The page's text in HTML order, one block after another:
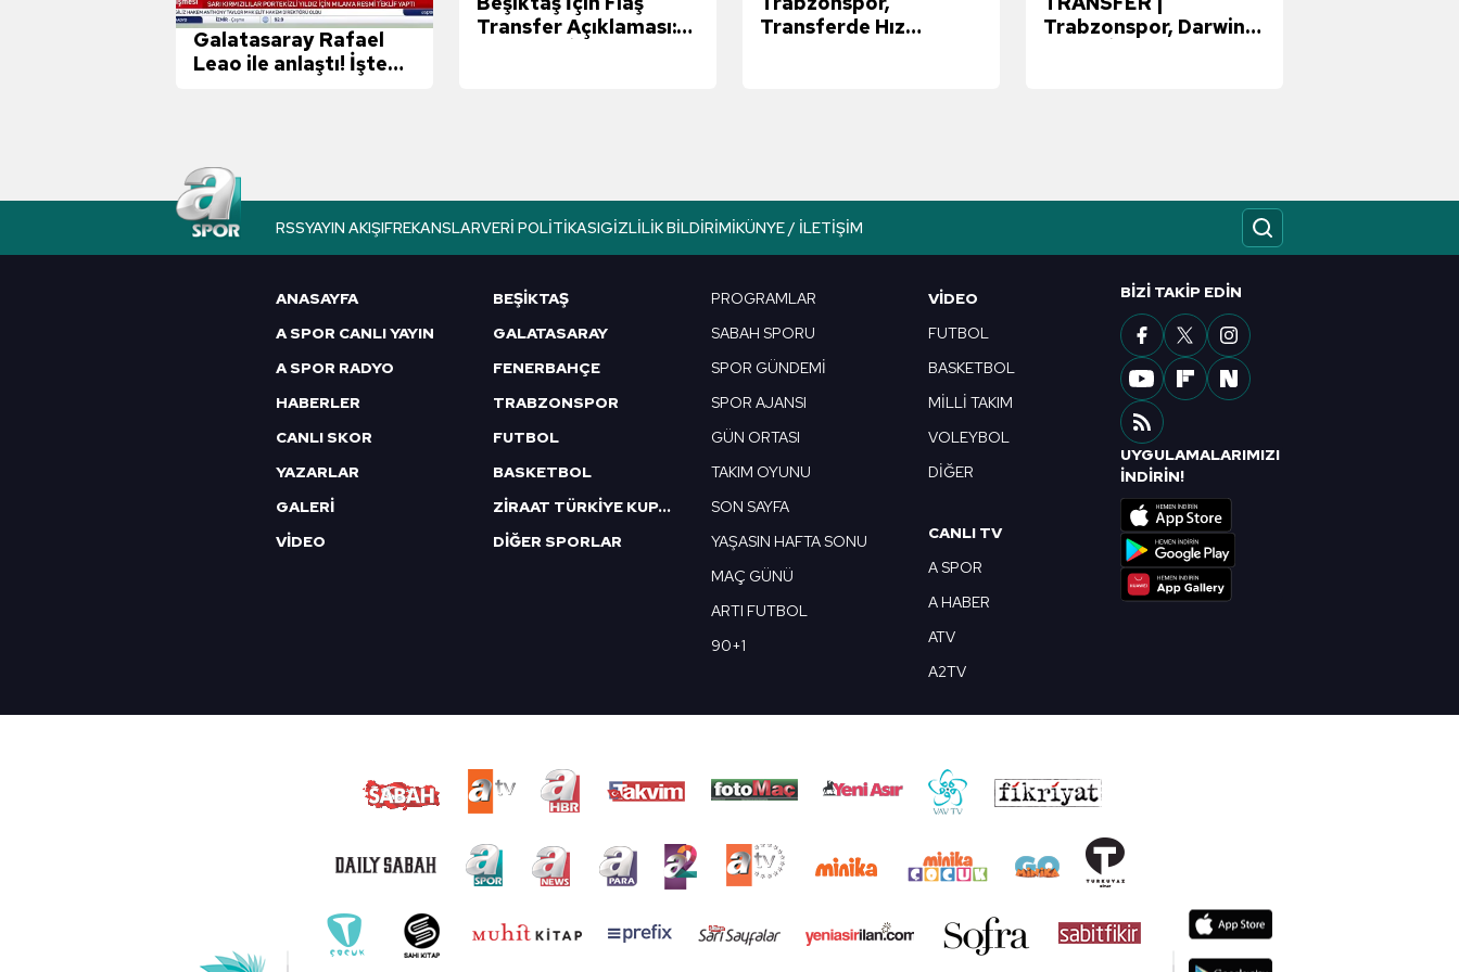
Galatasaray Rafael
Leao ile anlaştı! İşte
Transfer Açıklaması:
Transferde Hız
Trabzonspor, Darwin
RSSYAYIN AKIŞIFREKANSLARVERI POLITIKASIGIZLILIK BILDIRIMIKÜNYE / İLETIŞIM
ANASAYFA
A SPOR CANLI YAYIN
A SPOR RADYO
HABERLER
CANLI SKOR
YAZARLAR
GALERİ
VİDEO
BEŞİKTAŞ
GALATASARAY
FENERBAHÇE
TRABZONSPOR
FUTBOL
BASKETBOL
ZİRAAT TÜRKİYE KUPASI
DİĞER SPORLAR
PROGRAMLAR
SABAH SPORU
SPOR GÜNDEMİ
SPOR AJANSI
GÜN ORTASI
TAKIM OYUNU
SON SAYFA
YAŞASIN HAFTA SONU
MAÇ GÜNÜ
ARTI FUTBOL
90+1
VIDEO
FUTBOL
BASKETBOL
MİLLİ TAKIM
VOLEYBOL
DİĞER
CANLI TV
A SPOR
A HABER
ATV
A2TV
BIZI TAKIP EDIN
UYGULAMALARIMIZI
İNDİRİN!